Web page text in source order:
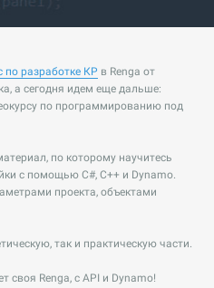
по разработке КР в Renga от
а сегодня идем еще дальше:
по программированию под
по которому научитесь
с помощью C#, C++ и Dynamo.
проекта, объектами
так и практическую части.
своя Renga, с API и Dynamo!